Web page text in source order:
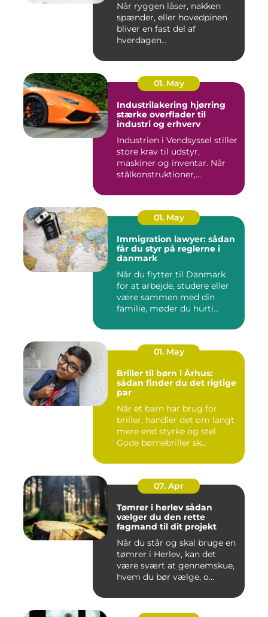
Når ryggen låser, nakken
spænder, eller hovedpinen
bliver en fast del af
hverdagen...
01. May
Industrilakering hjørring
stærke overflader til
industri og erhverv
Industrien i Vendsyssel stiller
store krav til udstyr,
maskiner og inventar. Når
stålkonstruktioner,...
01. May
Immigration lawyer: sådan
får du styr på reglerne i
danmark
Når du flytter til Danmark
for at arbejde, studere eller
være sammen med din
familie, møder du hurti...
01. May
Briller til børn i Århus:
sådan finder du det rigtige
par
Når et barn har brug for
briller, handler det om langt
mere end styrke og stel.
Gode børnebriller sk...
07. Apr
Tømrer i herlev sådan
vælger du den rette
fagmand til dit projekt
Når du står og skal bruge en
tømrer i Herlev, kan det
være svært at gennemskue,
hvem du bør vælge, o...